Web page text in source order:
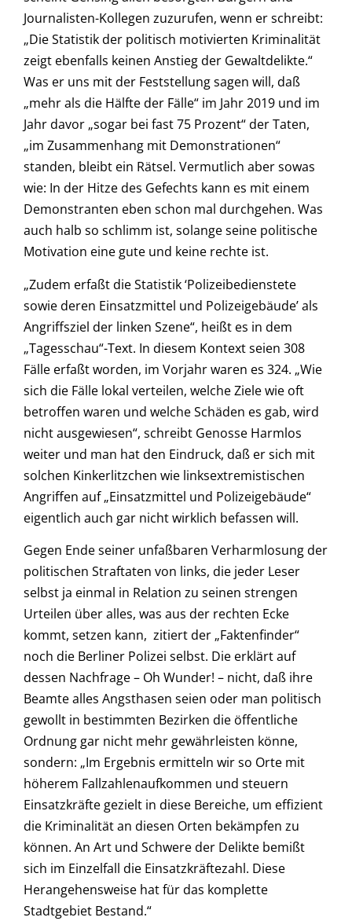
Journalisten-Kollegen zuzurufen, wenn er schreibt:
„Die Statistik der politisch motivierten Kriminalität
zeigt ebenfalls keinen Anstieg der Gewaltdelikte.“
Was er uns mit der Feststellung sagen will, daß
„mehr als die Hälfte der Fälle“ im Jahr 2019 und im
Jahr davor „sogar bei fast 75 Prozent“ der Taten,
„im Zusammenhang mit Demonstrationen“
standen, bleibt ein Rätsel. Vermutlich aber sowas
wie: In der Hitze des Gefechts kann es mit einem
Demonstranten eben schon mal durchgehen. Was
auch halb so schlimm ist, solange seine politische
Motivation eine gute und keine rechte ist.
„Zudem erfaßt die Statistik ‘Polizeibedienstete
sowie deren Einsatzmittel und Polizeigebäude’ als
Angriffsziel der linken Szene“, heißt es in dem
„Tagesschau“-Text. In diesem Kontext seien 308
Fälle erfaßt worden, im Vorjahr waren es 324. „Wie
sich die Fälle lokal verteilen, welche Ziele wie oft
betroffen waren und welche Schäden es gab, wird
nicht ausgewiesen“, schreibt Genosse Harmlos
weiter und man hat den Eindruck, daß er sich mit
solchen Kinkerlitzchen wie linksextremistischen
Angriffen auf „Einsatzmittel und Polizeigebäude“
eigentlich auch gar nicht wirklich befassen will.
Gegen Ende seiner unfaßbaren Verharmlosung der
politischen Straftaten von links, die jeder Leser
selbst ja einmal in Relation zu seinen strengen
Urteilen über alles, was aus der rechten Ecke
kommt, setzen kann, zitiert der „Faktenfinder“
noch die Berliner Polizei selbst. Die erklärt auf
dessen Nachfrage – Oh Wunder! – nicht, daß ihre
Beamte alles Angsthasen seien oder man politisch
gewollt in bestimmten Bezirken die öffentliche
Ordnung gar nicht mehr gewährleisten könne,
sondern: „Im Ergebnis ermitteln wir so Orte mit
höherem Fallzahlenaufkommen und steuern
Einsatzkräfte gezielt in diese Bereiche, um effizient
die Kriminalität an diesen Orten bekämpfen zu
können. An Art und Schwere der Delikte bemißt
sich im Einzelfall die Einsatzkräftezahl. Diese
Herangehensweise hat für das komplette
Stadtgebiet Bestand.“